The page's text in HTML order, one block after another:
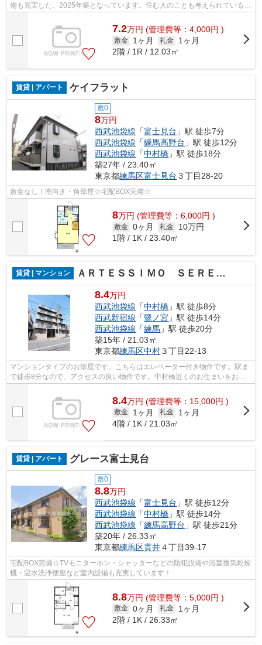
備も充実した、2025年築となっています。住む人のことも考えられている満
足度の高いアパートです。駅から徒歩9...
7.2万円 (管理費等：4,000円 )
敷金 1ヶ月 礼金
1ヶ月
2階 / 1R / 12.03㎡
賃貸 | アパート ケイフラット
敷0
8万円
西武池袋線 「富士見台 」駅 徒歩7分
西武池袋線 「練馬高野台 」駅 徒歩12分
西武池袋線 「中村橋 」駅 徒歩18分
築27年 / 23.40㎡
東京都練馬区富士見台 ３丁目28-20
敷金なし！南向き・角部屋☆宅配BOX完備☆
8万円 (管理費等：6,000円 )
敷金 0ヶ月 礼金
10万円
1階 / 1K / 23.40㎡
賃貸 | マンション ＡＲＴＥＳＳＩＭＯ ＳＥＲＥＮＯ
8.4万円
西武池袋線 「中村橋 」駅 徒歩8分
西武新宿線 「鷺ノ宮 」駅 徒歩14分
西武池袋線 「練馬 」駅 徒歩20分
築15年 / 21.03㎡
東京都練馬区中村３丁目22-13
マンションタイプのお部屋です。こちらはエレベーター付き物件です。駅ま
で徒歩8分なので、アクセスの良い物件です。中村橋近くのお住まいをお探
8.4万円 (管理費等：15,000円 )
敷金 1ヶ月 礼金
1ヶ月
4階 / 1K / 21.03㎡
賃貸 | アパート グレース富士見台
敷0
8.8万円
西武池袋線 「富士見台 」駅 徒歩12分
西武池袋線 「中村橋 」駅 徒歩14分
西武池袋線 「練馬高野台 」駅 徒歩21分
築20年 / 26.33㎡
東京都練馬区貫井４丁目39-17
宅配BOX完備☆TVモニターホン・シャッターなどの防犯設備や浴室換気乾燥
機・温水洗浄便座など室内設備も充実しています！
8.8万円 (管理費等：5,000円 )
敷金 0ヶ月 礼金
1ヶ月
2階 / 1K / 26.33㎡